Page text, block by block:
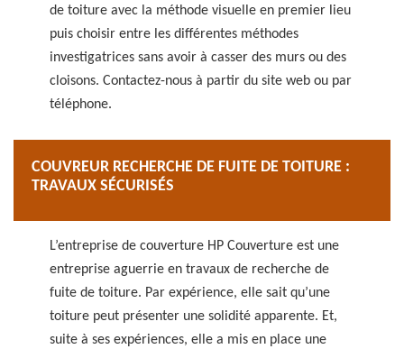
de toiture avec la méthode visuelle en premier lieu
puis choisir entre les différentes méthodes
investigatrices sans avoir à casser des murs ou des
cloisons. Contactez-nous à partir du site web ou par
téléphone.
COUVREUR RECHERCHE DE FUITE DE TOITURE :
TRAVAUX SÉCURISÉS
L’entreprise de couverture HP Couverture est une
entreprise aguerrie en travaux de recherche de
fuite de toiture. Par expérience, elle sait qu’une
toiture peut présenter une solidité apparente. Et,
suite à ses expériences, elle a mis en place une